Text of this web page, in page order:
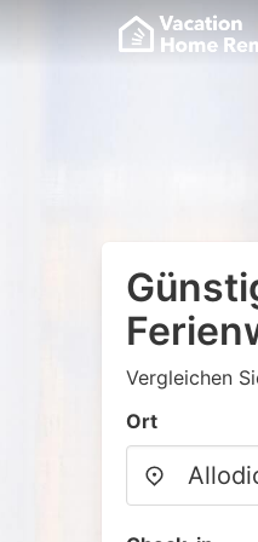
Vergleichen
Ort